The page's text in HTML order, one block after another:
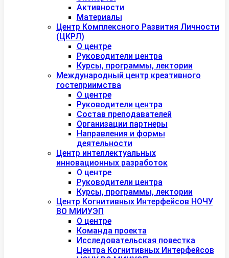
Активности
Материалы
Центр Комплексного Развития Личности
(ЦКРЛ)
О центре
Руководители центра
Курсы, программы, лектории
Международный центр креативного
гостеприимства
О центре
Руководители центра
Состав преподавателей
Организации партнеры
Направления и формы
деятельности
Центр интеллектуальных
инновационных разработок
О центре
Руководители центра
Курсы, программы, лектории
Центр Когнитивных Интерфейсов НОЧУ
ВО МИИУЭП
О центре
Команда проекта
Исследовательская повестка
Центра Когнитивных Интерфейсов